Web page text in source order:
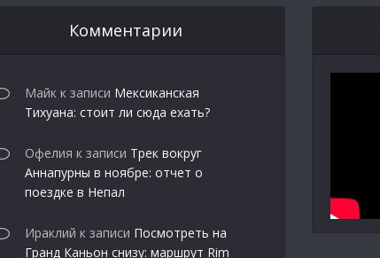
Комментарии
Майкк записи Мексиканская
Тихуана: стоит ли сюда ехать?
Офелия к записи Трек вокруг
Аннапурны в ноябре: отчет о
поездке в Непал
Ираклий к записи Посмотреть на
Гранд Каньон снизу: маршрут Rim